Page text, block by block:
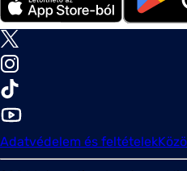
Adatvédelem és feltételek